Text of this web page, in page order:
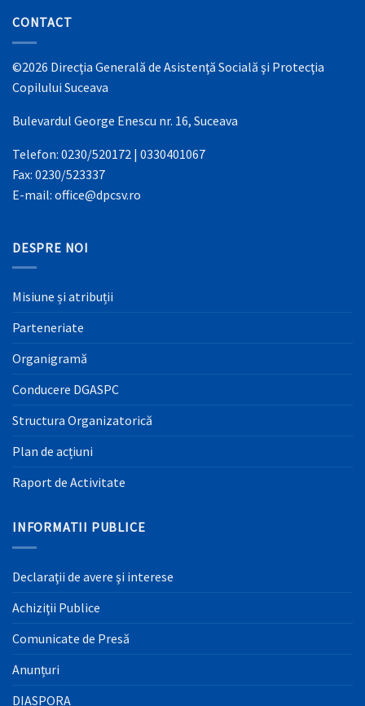
CONTACT
©2026 Direcţia Generală de Asistenţă Socială şi Protecţia
Copilului Suceava
Bulevardul George Enescu nr. 16, Suceava
Telefon: 0230/520172 | 0330401067
Fax: 0230/523337
E-mail: office@dpcsv.ro
DESPRE NOI
Misiune și atribuții
Parteneriate
Organigramă
Conducere DGASPC
Structura Organizatorică
Plan de acțiuni
Raport de Activitate
INFORMATII PUBLICE
Declaraţii de avere şi interese
Achiziţii Publice
Comunicate de Presă
Anunțuri
DIASPORA